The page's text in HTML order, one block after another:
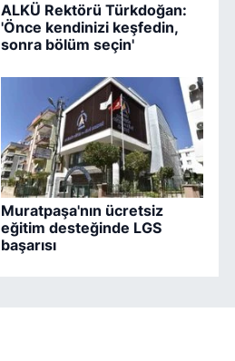
ALKÜ Rektörü Türkdoğan:
'Önce kendinizi keşfedin,
sonra bölüm seçin'
Muratpaşa'nın ücretsiz
eğitim desteğinde LGS
başarısı